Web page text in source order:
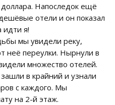
Напоследок ещё
отели и он показал
идти я!
мы увидели реку,
неё переулки. Нырнули в
множество отелей.
в крайний и узнали
с каждого. Мы
на 2-й этаж.